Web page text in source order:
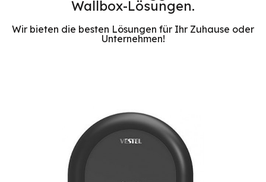
Wallbox-Lösungen.
Wir bieten die besten Lösungen für Ihr Zuhause oder
Unternehmen!